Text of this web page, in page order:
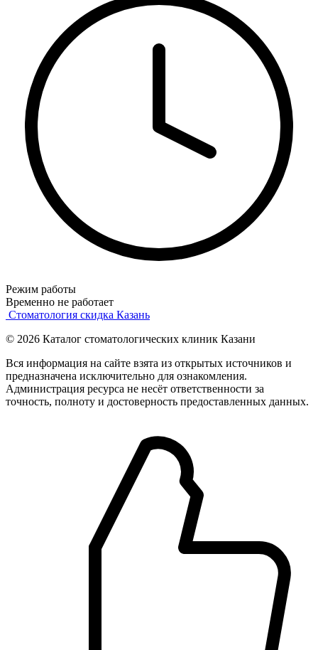
Режим работы
Временно не работает
Стоматология скидка Казань
© 2026 Каталог стоматологических клиник Казани
Вся информация на сайте взята из открытых источников и
предназначена исключительно для ознакомления.
Администрация ресурса не несёт ответственности за
точность, полноту и достоверность предоставленных данных.